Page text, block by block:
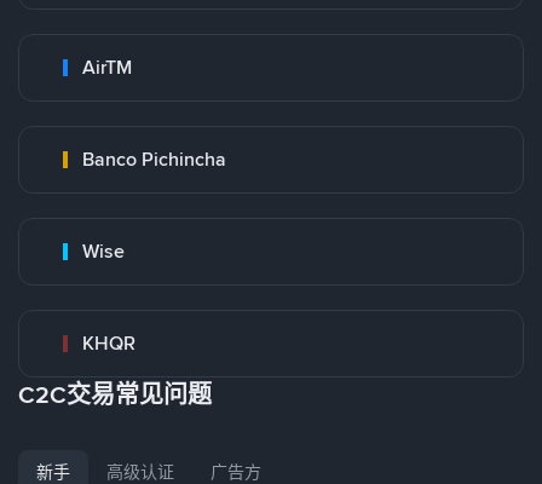
AirTM
Banco Pichincha
Wise
KHQR
C2C交易常见问题
新手 高级认证 广告方